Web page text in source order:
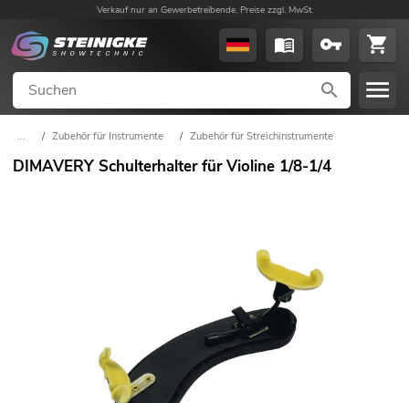
Verkauf nur an Gewerbetreibende. Preise zzgl. MwSt.
... / Zubehör für Instrumente / Zubehör für Streichinstrumente
DIMAVERY Schulterhalter für Violine 1/8-1/4